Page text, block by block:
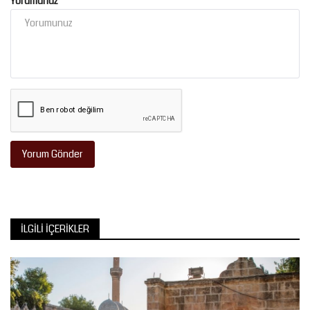
Yorum Gönder
İLGILI İÇERIKLER